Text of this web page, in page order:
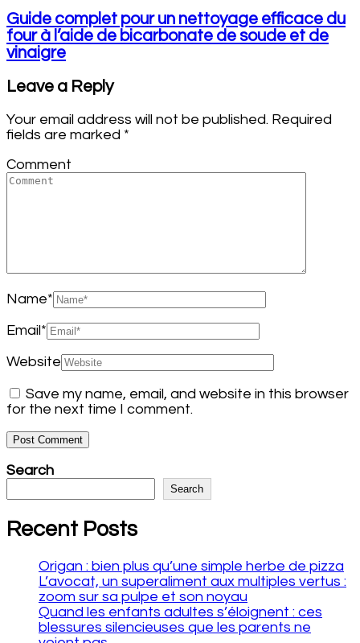
Guide complet pour un nettoyage efficace du
four à l’aide de bicarbonate de soude et de
vinaigre
Leave a Reply
Your email address will not be published. Required
fields are marked *
Comment
Name*
Email *
Website
Save my name, email, and website in this browser
for the next time I comment.
Search
Search
Recent Posts
Origan : bien plus qu’une simple herbe de pizza
L’avocat, un superaliment aux multiples vertus :
zoom sur sa pulpe et son noyau
Quand les enfants adultes s’éloignent : ces
blessures silencieuses que les parents ne